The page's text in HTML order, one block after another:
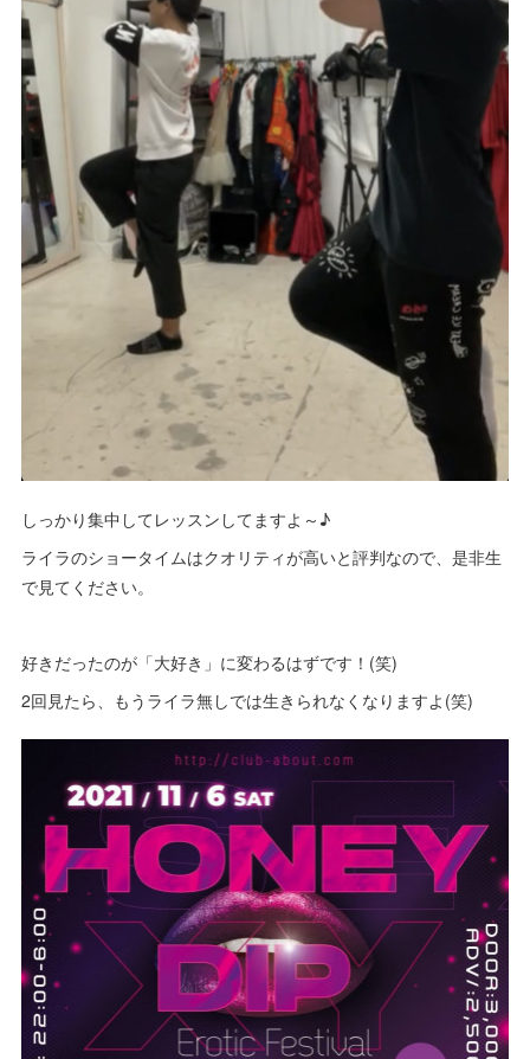
しっかり集中してレッスンしてますよ～♪
ライラのショータイムはクオリティが高いと評判なので、是非生
で見てください。
好きだったのが「大好き」に変わるはずです！(笑)
2回見たら、もうライラ無しでは生きられなくなりますよ(笑)